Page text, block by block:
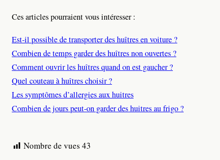
Ces articles pourraient vous intéresser :
Est-il possible de transporter des huîtres en voiture ?
Combien de temps garder des huîtres non ouvertes ?
Comment ouvrir les huîtres quand on est gaucher ?
Quel couteau à huîtres choisir ?
Les symptômes d’allergies aux huitres
Combien de jours peut-on garder des huitres au frigo ?
Nombre de vues 43